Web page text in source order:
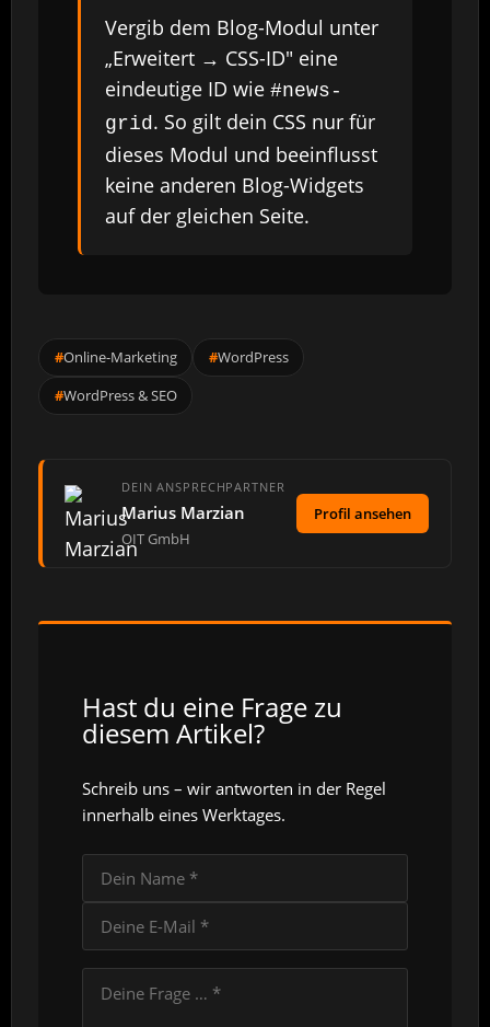
Vergib dem Blog-Modul unter
„Erweitert → CSS-ID" eine
eindeutige ID wie #news-
grid. So gilt dein CSS nur für
dieses Modul und beeinflusst
keine anderen Blog-Widgets
auf der gleichen Seite.
Online-Marketing
WordPress
WordPress & SEO
DEIN ANSPRECHPARTNER
Marius Marzian
OIT GmbH
Profil ansehen
Hast du eine Frage zu
diesem Artikel?
Schreib uns – wir antworten in der Regel
innerhalb eines Werktages.